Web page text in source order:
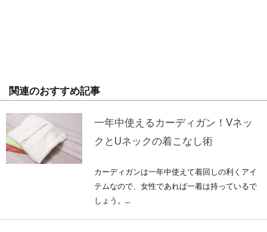
関連のおすすめ記事
一年中使えるカーディガン！Vネッ
クとUネックの着こなし術
カーディガンは一年中使えて着回しの利くアイ
テムなので、女性であれば一着は持っているで
しょう。...